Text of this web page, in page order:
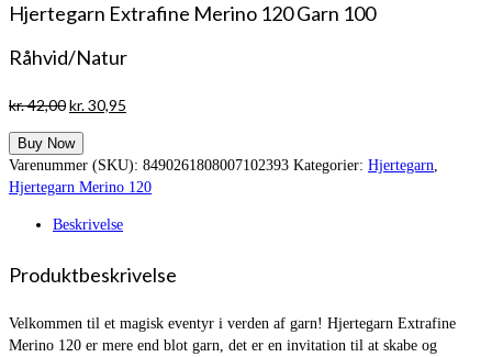
Hjertegarn Extrafine Merino 120 Garn 100
Råhvid/Natur
kr.42,00Den
pris
var:
kr. 42,00.
kr.30,95
er:
kr. 30,95.
Buy Now
Varenummer (SKU): 8490261808007102393 Kategorier: Hjertegarn,
Hjertegarn Merino 120
Beskrivelse
Produktbeskrivelse
Velkommen til et magisk eventyr i verden af garn! Hjertegarn Extrafine
Merino 120 er mere end blot garn, det er en invitation til at skabe og